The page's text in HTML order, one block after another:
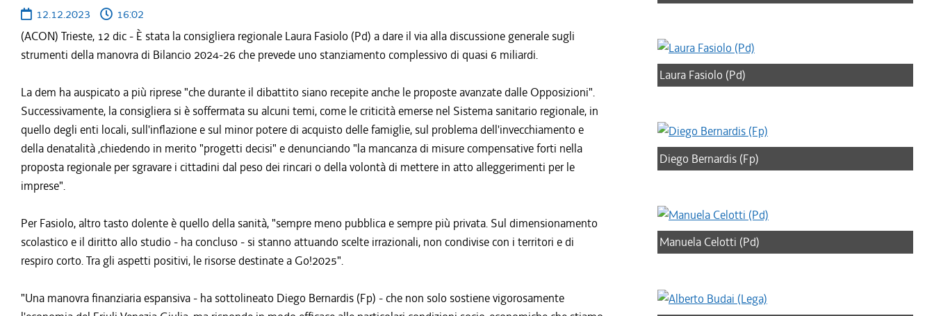
12.12.2023
16:02
(ACON) Trieste, 12 dic - È stata la consigliera regionale Laura Fasiolo (Pd) a dare il via alla discussione generale sugli
strumenti della manovra di Bilancio 2024-26 che prevede uno stanziamento complessivo di quasi 6 miliardi.
La dem ha auspicato a più riprese "che durante il dibattito siano recepite anche le proposte avanzate dalle Opposizioni".
Successivamente, la consigliera si è soffermata su alcuni temi, come le criticità emerse nel Sistema sanitario regionale, in
quello degli enti locali, sull'inflazione e sul minor potere di acquisto delle famiglie, sul problema dell'invecchiamento e
della denatalità ,chiedendo in merito "progetti decisi" e denunciando "la mancanza di misure compensative forti nella
proposta regionale per sgravare i cittadini dal peso dei rincari o della volontà di mettere in atto alleggerimenti per le
imprese".
Per Fasiolo, altro tasto dolente è quello della sanità, "sempre meno pubblica e sempre più privata. Sul dimensionamento
scolastico e il diritto allo studio - ha concluso - si stanno attuando scelte irrazionali, non condivise con i territori e di
respiro corto. Tra gli aspetti positivi, le risorse destinate a Go!2025".
"Una manovra finanziaria espansiva - ha sottolineato Diego Bernardis (Fp) - che non solo sostiene vigorosamente
Laura Fasiolo (Pd)
Diego Bernardis (Fp)
Manuela Celotti (Pd)